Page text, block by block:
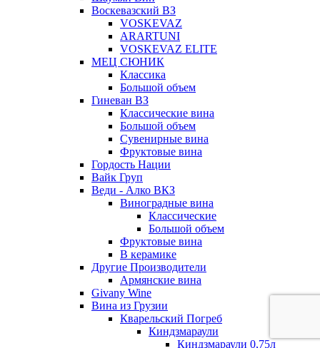
Воскевазский ВЗ
VOSKEVAZ
ARARTUNI
VOSKEVAZ ELITE
МЕЦ СЮНИК
Классика
Большой объем
Гиневан ВЗ
Классические вина
Большой объем
Сувенирные вина
Фруктовые вина
Гордость Нации
Вайк Груп
Веди - Алко ВКЗ
Виноградные вина
Классические
Большой объем
Фруктовые вина
В керамике
Другие Производители
Армянские вина
Givany Wine
Вина из Грузии
Кварельский Погреб
Киндзмараули
Киндзмараули 0,75л